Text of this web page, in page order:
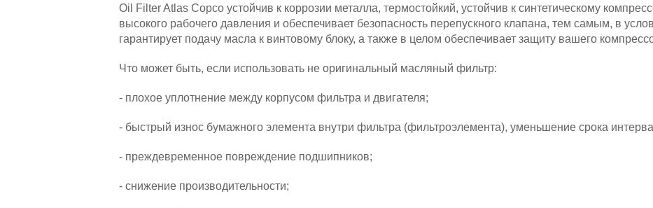
Oil Filter Atlas Copco устойчив к коррозии металла, термостойкий, устойчив к синтетическому
высокого рабочего давления и обеспечивает безопасность перепускного клапана, тем самым, в
гарантирует подачу масла к винтовому блоку, а также в целом обеспечивает защиту вашего
Что может быть, если использовать не оригинальный масляный фильтр:
- плохое уплотнение между корпусом фильтра и двигателя;
- быстрый износ бумажного элемента внутри фильтра (фильтроэлемента), уменьшение срока
- преждевременное повреждение подшипников;
- снижение производительности;